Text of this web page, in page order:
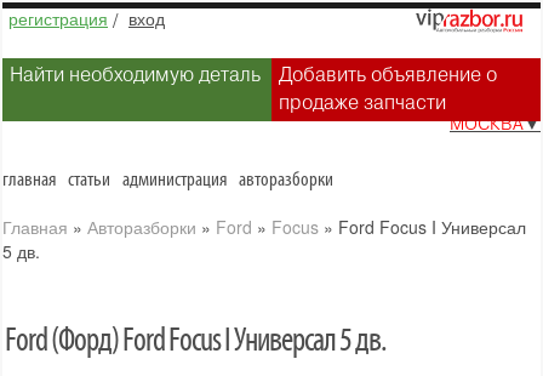
регистрация / вход
Найти необходимую деталь
Добавить объявление о
продаже запчасти
МОСКВА▼
главная статьи администрация авторазборки
Главная » Авторазборки » Ford » Focus » Ford Focus I Универсал
5 дв.
Ford (Форд) Ford Focus I Универсал 5 дв.